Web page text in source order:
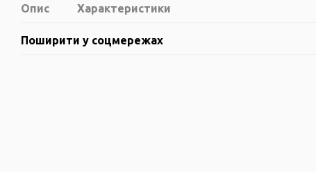
Опис Характеристики
Поширити у соцмережах